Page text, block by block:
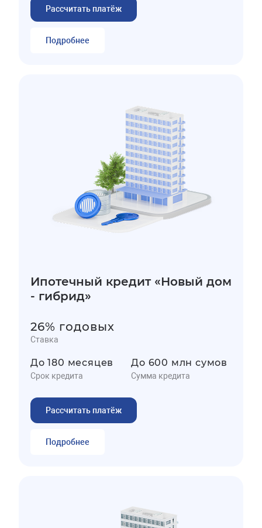
Рассчитать платёж
Подробнее
Ипотечный кредит «Новый дом
- гибрид»
26% годовых
Ставка
До 180 месяцев
Срок кредита
До 600 млн сумов
Сумма кредита
Рассчитать платёж
Подробнее